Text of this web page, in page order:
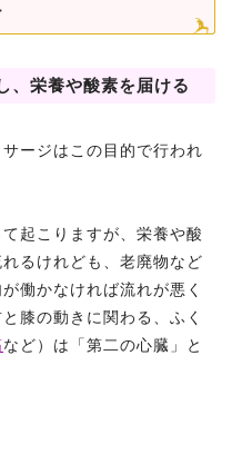
、栄養や酸素を届ける
ージはこの目的で行われ
起こりますが、栄養や酸
るけれども、老廃物など
働かなければ流れが悪く
膝の動きに関わる、ふく
など）は「第二の心臓」と